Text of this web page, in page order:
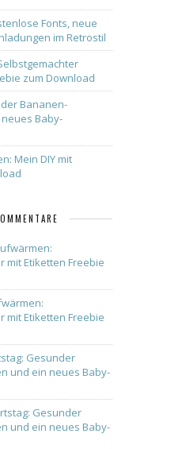
Fonts, neue
im Retrostil
zum Download
Bananen-
Baby-
Mein DIY mit
mit Etiketten Freebie
mit Etiketten Freebie
Gesunder
und ein neues Baby-
Gesunder
und ein neues Baby-